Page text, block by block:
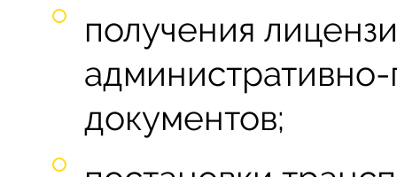
получения
документов;